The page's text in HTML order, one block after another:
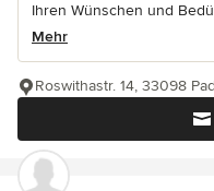
Ihren Wünschen und
Mehr
Roswithastr. 14, 33098